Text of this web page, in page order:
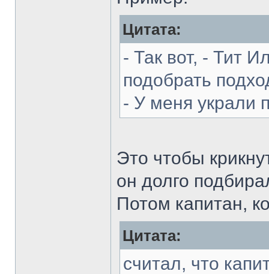
Цитата:
- Так вот, - Тит
подобрать
- У меня украли
Это чтобы
он долго
Потом капитан,
Цитата:
считал, что